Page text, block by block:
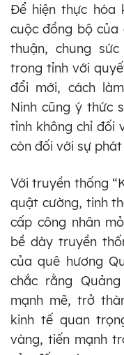
Để hiện thực hóa
cuộc đồng bộ của
thuận, chung
trong tỉnh với
đổi mới, cách
Ninh cũng ý thức
tỉnh không chỉ đối
còn đối với sự
Với truyền thống
quật cường, tinh
cấp công nhân
bề dày truyền
của quê hương
chắc rằng
mạnh mẽ, trở
kinh tế quan
vàng, tiến mạnh